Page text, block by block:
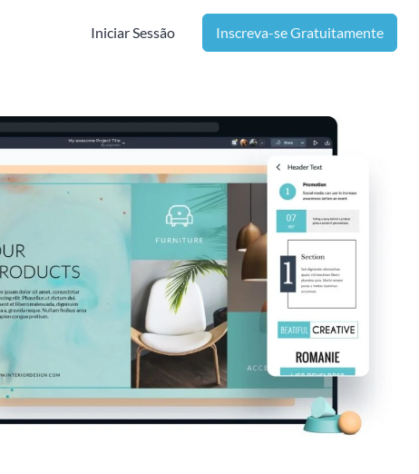
Iniciar Sessão Inscreva-se Gratuitamente